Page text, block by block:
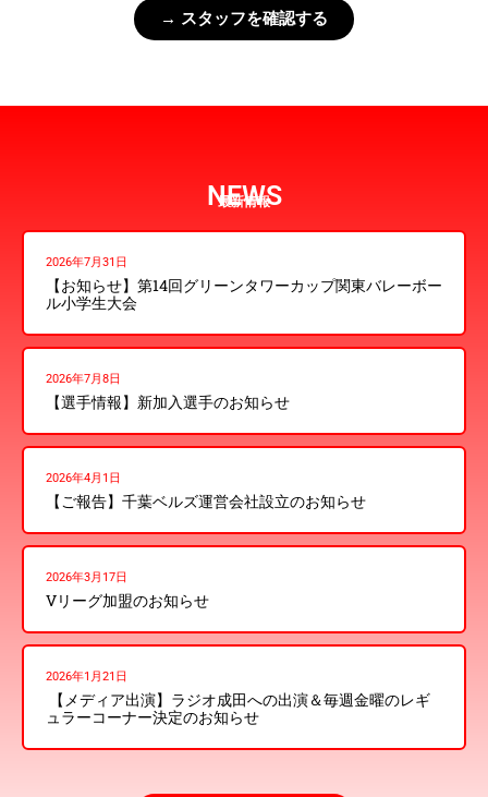
→ スタッフを確認する
NEWS
最新情報
2026年7月31日
【お知らせ】第14回グリーンタワーカップ関東バレーボー
ル小学生大会
2026年7月8日
【選手情報】新加入選手のお知らせ
2026年4月1日
【ご報告】千葉ベルズ運営会社設立のお知らせ
2026年3月17日
Vリーグ加盟のお知らせ
2026年1月21日
【メディア出演】ラジオ成田への出演＆毎週金曜のレギ
ュラーコーナー決定のお知らせ